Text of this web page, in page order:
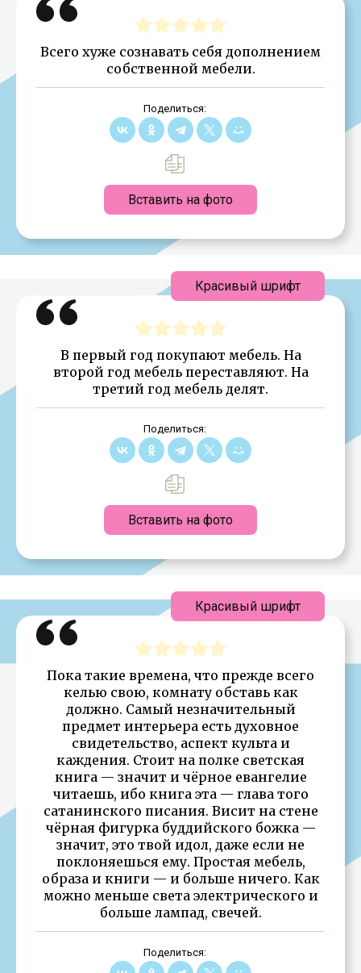
Всего хуже сознавать себя дополнением
собственной мебели.
Поделиться:
Вставить на фото
В первый год покупают мебель. На
второй год мебель переставляют. На
третий год мебель делят.
Поделиться:
Вставить на фото
Красивый шрифт
Пока такие времена, что прежде всего
келью свою, комнату обставь как
должно. Самый незначительный
предмет интерьера есть духовное
свидетельство, аспект культа и
каждения. Стоит на полке светская
книга — значит и чёрное евангелие
читаешь, ибо книга эта — глава того
сатанинского писания. Висит на стене
чёрная фигурка буддийского божка —
значит, это твой идол, даже если не
поклоняешься ему. Простая мебель,
образа и книги — и больше ничего. Как
можно меньше света электрического и
больше лампад, свечей.
Поделиться:
Красивый шрифт